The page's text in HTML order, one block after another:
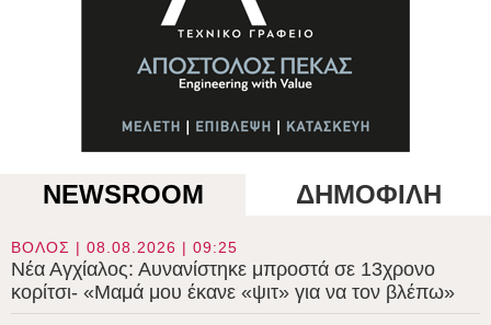
NEWSROOM ΔΗΜΟΦΙΛΗ
ΒΟΛΟΣ | 08.08.2026 | 09:25
Νέα Αγχίαλος: Αυνανίστηκε μπροστά σε 13χρονο
κορίτσι- «Μαμά μου έκανε «ψιτ» για να τον βλέπω»